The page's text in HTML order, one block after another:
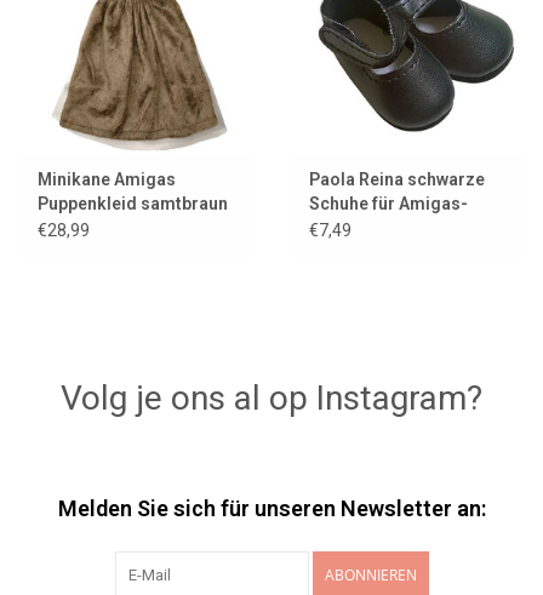
Minikane Amigas
Puppenkleid samtbraun
mit Minikane
€28,99
Paola Reina schwarze
Schuhe für Amigas-
Puppen
€7,49
Volg je ons al op Instagram?
Melden Sie sich für unseren Newsletter an:
ABONNIEREN